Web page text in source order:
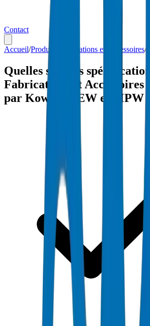
Contact
Accueil/Produits Fabrications et Accessoires/
Quelles sont les spécifications
Fabrications et Accessoires
par Koweït MEW et MPW